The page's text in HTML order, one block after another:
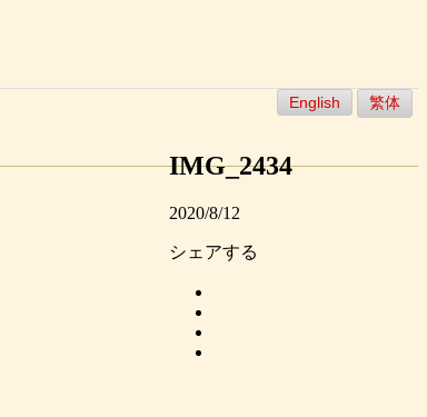
English 繁体
IMG_2434
2020/8/12
シェアする